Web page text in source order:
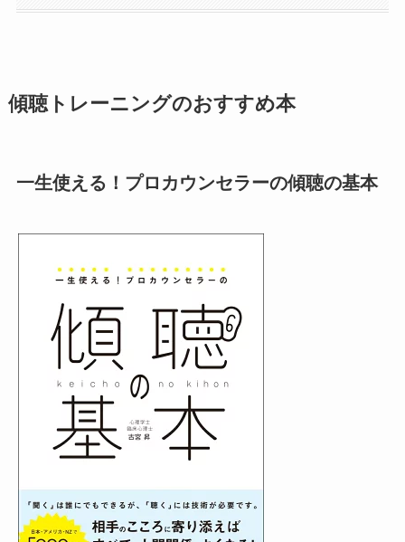
傾聴トレーニングのおすすめ本
一生使える！プロカウンセラーの傾聴の基本